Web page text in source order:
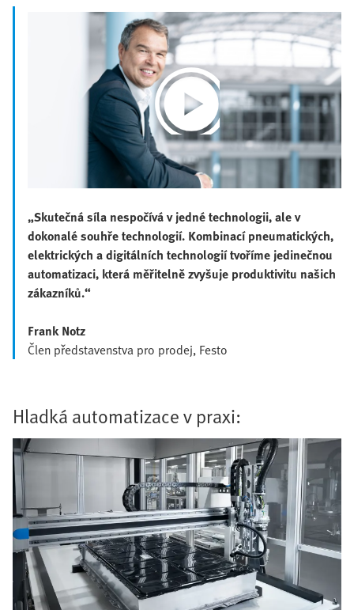
Play
Video
„Skutečná síla nespočívá v jedné technologii, ale v
dokonalé souhře technologií. Kombinací pneumatických,
elektrických a digitálních technologií tvoříme jedinečnou
automatizaci, která měřitelně zvyšuje produktivitu našich
zákazníků.“
Frank Notz
Člen představenstva pro prodej, Festo
Hladká automatizace v praxi: